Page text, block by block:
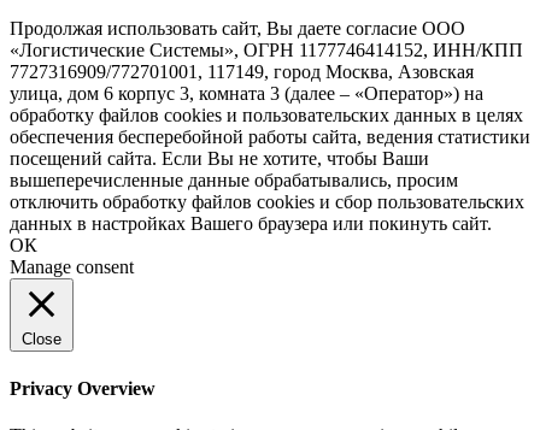
Продолжая использовать сайт, Вы даете согласие ООО
«Логистические Системы», ОГРН 1177746414152, ИНН/КПП
7727316909/772701001, 117149, город Москва, Азовская
улица, дом 6 корпус 3, комната 3 (далее – «Оператор») на
обработку файлов cookies и пользовательских данных в целях
обеспечения бесперебойной работы сайта, ведения статистики
посещений сайта. Если Вы не хотите, чтобы Ваши
вышеперечисленные данные обрабатывались, просим
отключить обработку файлов cookies и сбор пользовательских
данных в настройках Вашего браузера или покинуть сайт.
ОК
Manage consent
Close
Privacy Overview